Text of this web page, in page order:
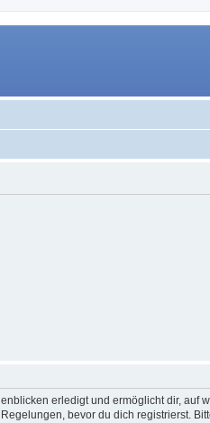
erledigt und ermöglicht dir,
bevor du dich registrierst.